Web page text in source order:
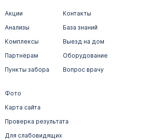
Акции
Анализы
Комплексы
Партнёрам
Пункты забора
Контакты
База знаний
Выезд на дом
Оборудование
Вопрос врачу
Фото
Карта сайта
Проверка результата
Для слабовидящих